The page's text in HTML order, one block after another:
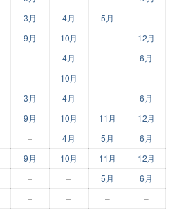
3月 4月 5月
–
9月 10月 – 12月
– 4月 –
6月
– 10月 – –
3月 4月 –
6月
9月 10月 11月 12月
– 4月 5月
6月
9月 10月 11月 12月
– – 5月
6月
– – – –